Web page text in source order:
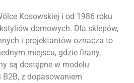
Kosowskiej i od 1986 roku
domowych. Dla sklepów,
i projektantów oznacza to
miejscu, gdzie firany,
są dostępne w modelu
z dopasowaniem